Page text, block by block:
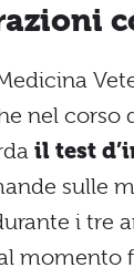
nel corso
il test
sulle
i tre
momento